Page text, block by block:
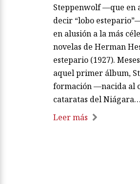
Steppenwolf —que en
decir “lobo
en alusión a la más
novelas de Herman
estepario (1927).
aquel primer álbum,
formación —nacida al
cataratas del Niágara…
Leer más